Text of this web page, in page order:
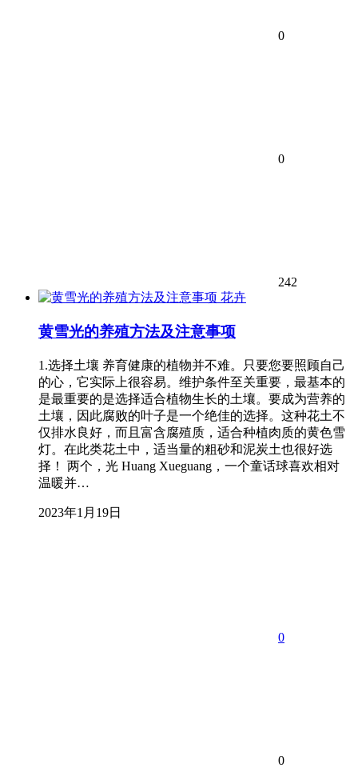
0
0
242
花卉
黄雪光的养殖方法及注意事项
1.选择土壤 养育健康的植物并不难。只要您要照顾自己
的心，它实际上很容易。维护条件至关重要，最基本的
是最重要的是选择适合植物生长的土壤。要成为营养的
土壤，因此腐败的叶子是一个绝佳的选择。这种花土不
仅排水良好，而且富含腐殖质，适合种植肉质的黄色雪
灯。在此类花土中，适当量的粗砂和泥炭土也很好选
择！ 两个，光 Huang Xueguang，一个童话球喜欢相对
温暖并…
2023年1月19日
0
0